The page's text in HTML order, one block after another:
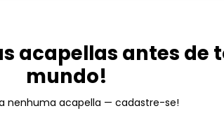
acapellas antes de
mundo!
nenhuma acapella — cadastre-se!